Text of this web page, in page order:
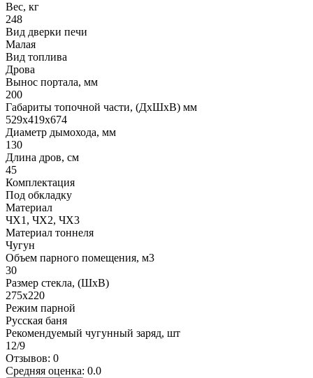
Вес, кг
248
Вид дверки печи
Малая
Вид топлива
Дрова
Вынос портала, мм
200
Габариты топочной части, (ДхШхВ) мм
529х419х674
Диаметр дымохода, мм
130
Длина дров, см
45
Комплектация
Под обкладку
Материал
ЧХ1, ЧХ2, ЧХ3
Материал тоннеля
Чугун
Объем парного помещения, м3
30
Размер стекла, (ШхВ)
275х220
Режим парной
Русская баня
Рекомендуемый чугунный заряд, шт
12/9
Отзывов: 0
Средняя оценка: 0.0